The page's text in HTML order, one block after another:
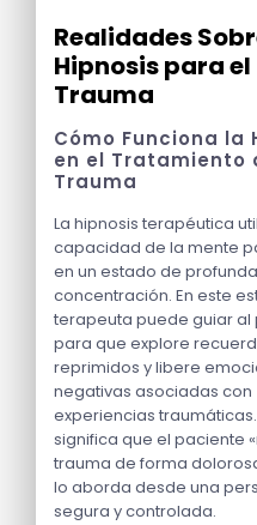
Realidades
Hipnosis para el
Trauma
Cómo Funciona la
en el Tratamiento
Trauma
La hipnosis terapéutica
capacidad de la mente
en un estado de
concentración. En este
terapeuta puede guiar al
para que explore
reprimidos y libere
negativas asociadas con
experiencias traumáticas.
significa que el paciente
trauma de forma
lo aborda desde una
segura y controlada.